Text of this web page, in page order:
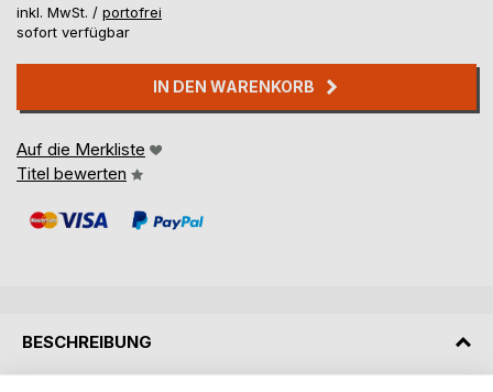
inkl. MwSt. / portofrei
sofort verfügbar
IN DEN WARENKORB
Auf die Merkliste
Titel bewerten
BESCHREIBUNG